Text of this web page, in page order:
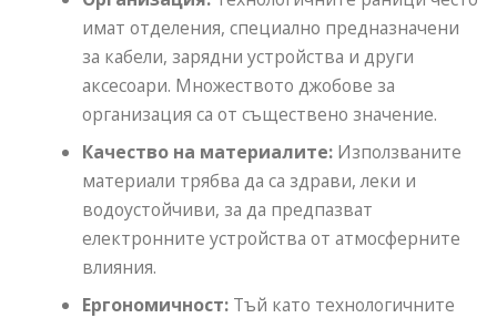
имат отделения, специално предназначени
за кабели, зарядни устройства и други
аксесоари. Множеството джобове за
организация са от съществено значение.
Качество на материалите: Използваните
материали трябва да са здрави, леки и
водоустойчиви, за да предпазват
електронните устройства от атмосферните
влияния.
Ергономичност: Тъй като технологичните